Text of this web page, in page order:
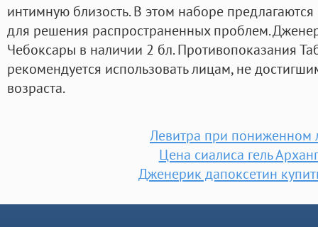
интимную близость. В этом наборе
для решения распространенных проблем.
Чебоксары в наличии 2 бл. Противопоказания
рекомендуется использовать лицам, не
возраста.
Левитра при пониженном
Цена сиалиса гель
Дженерик дапоксетин